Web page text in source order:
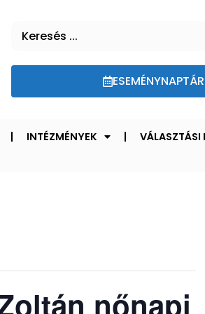
ESEMÉNYNAPTÁR
INTÉZMÉNYEK VÁLASZTÁSI
nőnapi